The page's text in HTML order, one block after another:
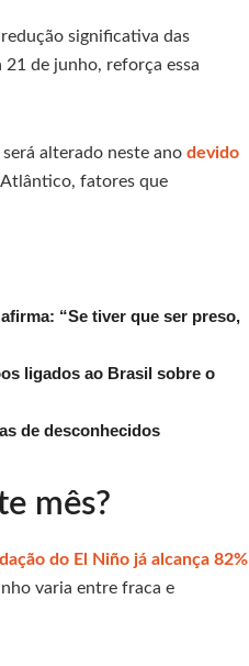
significativa das
de junho, reforça essa
alterado neste ano devido
Atlântico, fatores que
“Se tiver que ser preso,
ligados ao Brasil sobre o
de desconhecidos
mês?
do El Niño já alcança 82%
varia entre fraca e